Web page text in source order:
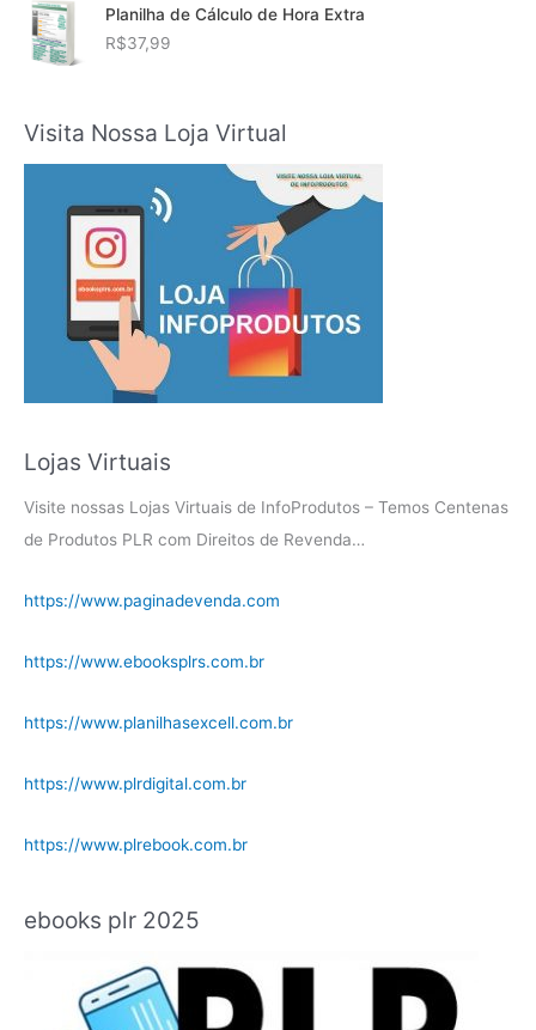
Planilha de Cálculo de Hora Extra
R$37,99
Visita Nossa Loja Virtual
Lojas Virtuais
Visite nossas Lojas Virtuais de InfoProdutos – Temos Centenas
de Produtos PLR com Direitos de Revenda…
https://www.paginadevenda.com
https://www.ebooksplrs.com.br
https://www.planilhasexcell.com.br
https://www.plrdigital.com.br
https://www.plrebook.com.br
ebooks plr 2025